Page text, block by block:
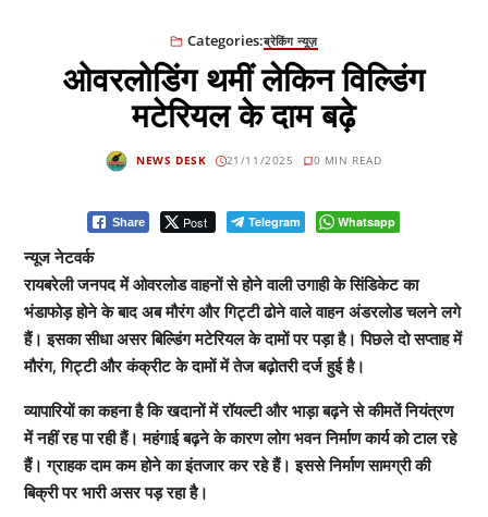
Categories:ब्रेकिंग न्यूज़
ओवरलोडिंग थमीं लेकिन विल्डिंग
मटेरियल के दाम बढ़े
NEWS DESK 21/11/2025 0 MIN READ
Share Post Telegram Whatsapp
न्यूज नेटवर्क
रायबरेली जनपद में ओवरलोड वाहनों से होने वाली उगाही के सिंडिकेट का
भंडाफोड़ होने के बाद अब मौरंग और गिट्टी ढोने वाले वाहन अंडरलोड चलने लगे
हैं। इसका सीधा असर बिल्डिंग मटेरियल के दामों पर पड़ा है। पिछले दो सप्ताह में
मौरंग, गिट्टी और कंक्रीट के दामों में तेज बढ़ोतरी दर्ज हुई है।
व्यापारियों का कहना है कि खदानों में रॉयल्टी और भाड़ा बढ़ने से कीमतें नियंत्रण
में नहीं रह पा रही हैं। महंगाई बढ़ने के कारण लोग भवन निर्माण कार्य को टाल रहे
हैं। ग्राहक दाम कम होने का इंतजार कर रहे हैं। इससे निर्माण सामग्री की
बिक्री पर भारी असर पड़ रहा है।